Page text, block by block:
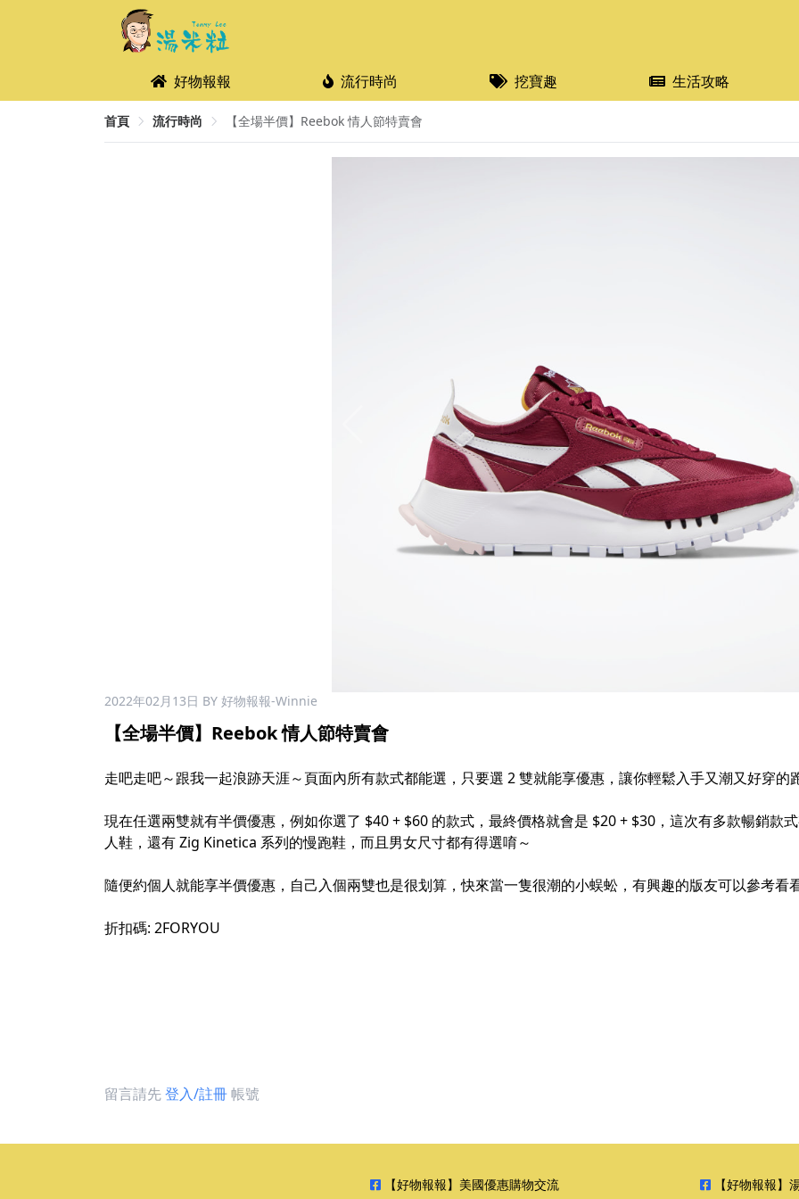
好物報報 流行時尚 挖寶趣 生活攻略
首頁 流行時尚 【全場半價】Reebok 情人節特賣會
2022年02月13日 BY 好物報報-Winnie
【全場半價】Reebok 情人節特賣會
走吧走吧～跟我一起浪跡天涯～頁面內所有款式都能選，只要選 2 雙就能享優惠，讓你輕鬆入手又潮又好穿的
現在任選兩雙就有半價優惠，例如你選了 $40 + $60 的款式，最終價格就會是 $20 + $30，這次有多款暢銷款
人鞋，還有 Zig Kinetica 系列的慢跑鞋，而且男女尺寸都有得選唷～
隨便約個人就能享半價優惠，自己入個兩雙也是很划算，快來當一隻很潮的小蜈蚣，有興趣的版友可以參考看
折扣碼: 2FORYOU
留言請先登入/註冊帳號
【好物報報】美國優惠購物交流 【好物報報】